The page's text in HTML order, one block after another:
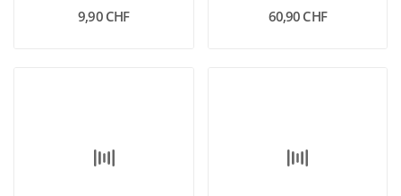
9,90 CHF 60,90 CHF